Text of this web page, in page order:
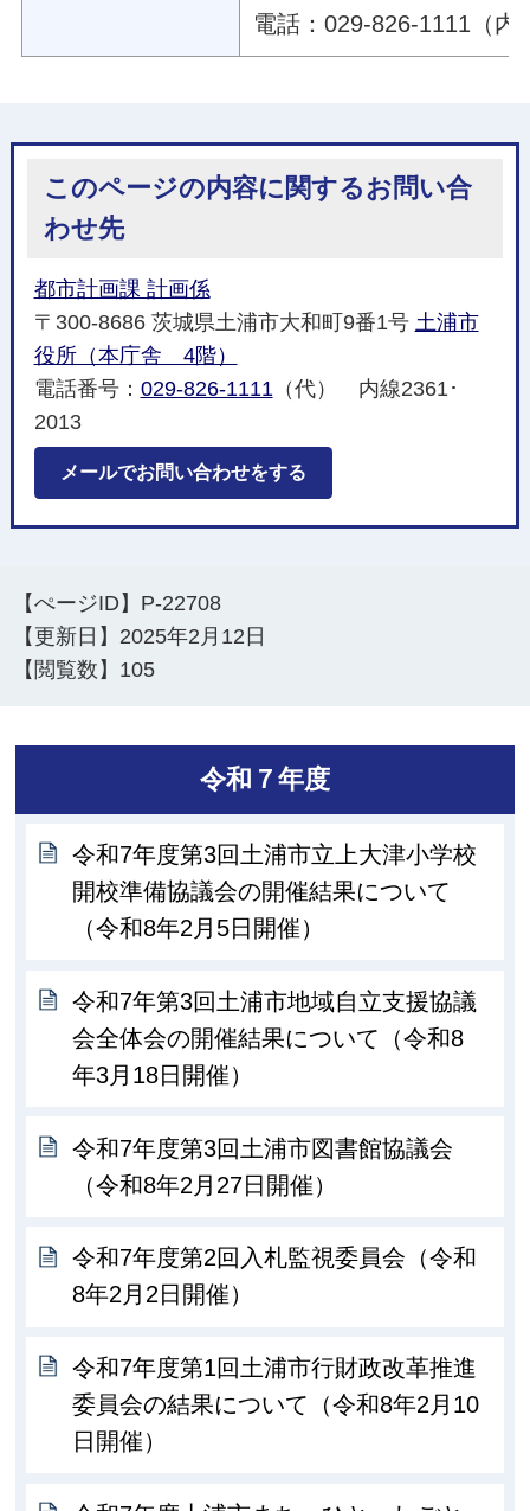
電話：029-826-1111（内
このページの内容に関するお問い合
わせ先
都市計画課 計画係
〒300-8686 茨城県土浦市大和町9番1号 土浦市
役所（本庁舎 4階）
電話番号： 029-826-1111 （代） 内線2361･
2013
メールでお問い合わせをする
【ぺージID】 P-22708
【更新日】 2025年2月12日
【閲覧数】 105
令和７年度
令和7年度第3回土浦市立上大津小学校
開校準備協議会の開催結果について
（令和8年2月5日開催）
令和7年第3回土浦市地域自立支援協議
会全体会の開催結果について（令和8
年3月18日開催）
令和7年度第3回土浦市図書館協議会
（令和8年2月27日開催）
令和7年度第2回入札監視委員会（令和
8年2月2日開催）
令和7年度第1回土浦市行財政改革推進
委員会の結果について（令和8年2月10
日開催）